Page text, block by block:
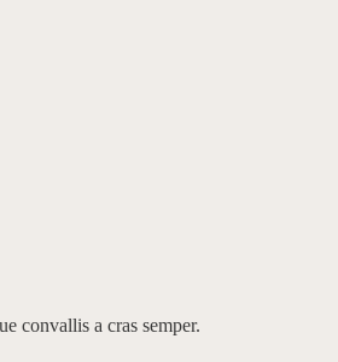
convallis a cras semper.